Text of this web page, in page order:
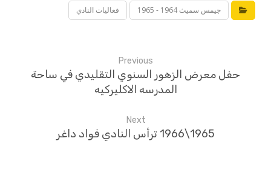
جيمس سميث 1964 - 1965 فعاليات النادي
Previous
حفل معرض الزهور السنوي التقليدي في ساحة
المدرسه الاكليركيه
Next
1965\1966 ترأس النادي فواد داغر